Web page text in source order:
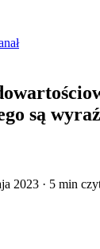
są
2023 · 5 min